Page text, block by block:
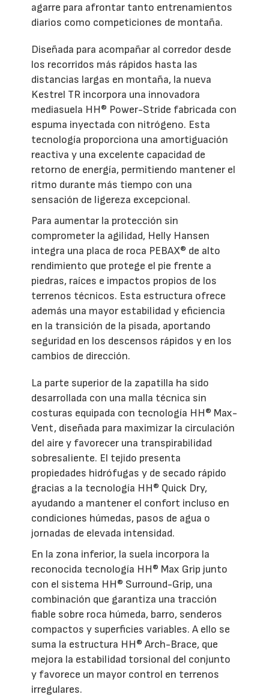
agarre para afrontar tanto entrenamientos
diarios como competiciones de montaña.
Diseñada para acompañar al corredor desde
los recorridos más rápidos hasta las
distancias largas en montaña, la nueva
Kestrel TR incorpora una innovadora
mediasuela HH® Power-Stride fabricada con
espuma inyectada con nitrógeno. Esta
tecnología proporciona una amortiguación
reactiva y una excelente capacidad de
retorno de energía, permitiendo mantener el
ritmo durante más tiempo con una
sensación de ligereza excepcional.
Para aumentar la protección sin
comprometer la agilidad, Helly Hansen
integra una placa de roca PEBAX® de alto
rendimiento que protege el pie frente a
piedras, raíces e impactos propios de los
terrenos técnicos. Esta estructura ofrece
además una mayor estabilidad y eficiencia
en la transición de la pisada, aportando
seguridad en los descensos rápidos y en los
cambios de dirección.
La parte superior de la zapatilla ha sido
desarrollada con una malla técnica sin
costuras equipada con tecnología HH® Max-
Vent, diseñada para maximizar la circulación
del aire y favorecer una transpirabilidad
sobresaliente. El tejido presenta
propiedades hidrófugas y de secado rápido
gracias a la tecnología HH® Quick Dry,
ayudando a mantener el confort incluso en
condiciones húmedas, pasos de agua o
jornadas de elevada intensidad.
En la zona inferior, la suela incorpora la
reconocida tecnología HH® Max Grip junto
con el sistema HH® Surround-Grip, una
combinación que garantiza una tracción
fiable sobre roca húmeda, barro, senderos
compactos y superficies variables. A ello se
suma la estructura HH® Arch-Brace, que
mejora la estabilidad torsional del conjunto
y favorece un mayor control en terrenos
irregulares.